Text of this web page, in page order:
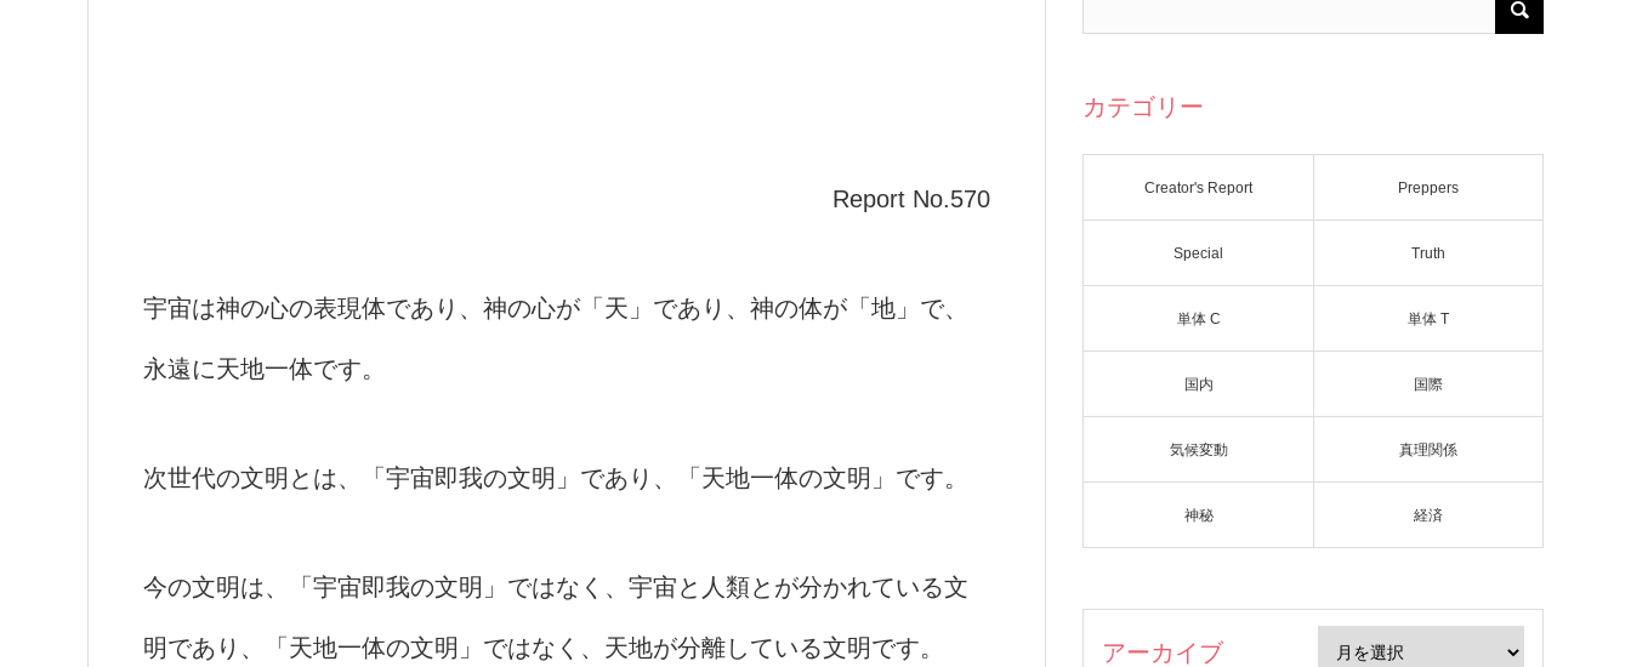
Report No.570
宇宙は神の心の表現体であり、神の心が「天」であり、神の体が「地」で、
永遠に天地一体です。
次世代の文明とは、「宇宙即我の文明」であり、「天地一体の文明」です。
今の文明は、「宇宙即我の文明」ではなく、宇宙と人類とが分かれている文
明であり、「天地一体の文明」ではなく、天地が分離している文明です。
カテゴリー
Creator's Report Preppers
Special Truth
単体 C 単体 T
国内 国際
気候変動 真理関係
神秘 経済
アーカイブ